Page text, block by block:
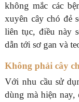
không mắc các
xuyên cây chó đẻ
liên tục, điều này
dẫn tới sơ gan và
Không phải cây
Với nhu cầu sử
dùng mà hiện nay,